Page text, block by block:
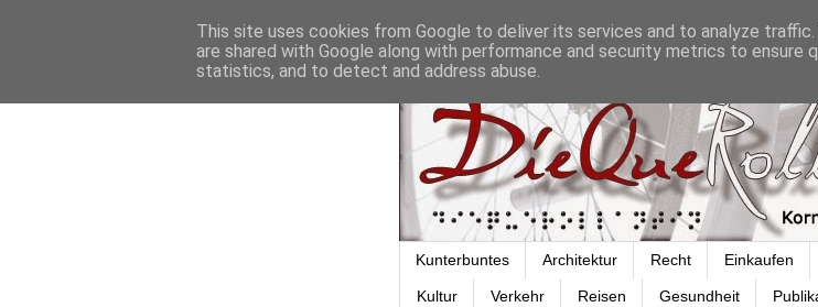
Kunterbuntes Architektur Recht Einkaufen
Kultur Verkehr Reisen Gesundheit
This site uses cookies from Google to deliver its services and to analyze traffic.
are shared with Google along with performance and security metrics to ensure
statistics, and to detect and address abuse.